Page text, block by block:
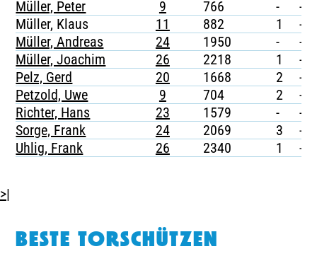
Müller, Peter
9 766 -
-
Müller, Klaus
11 882 1
-
Müller, Andreas
24 1950 -
-
Müller, Joachim
26 2218 1
-
Pelz, Gerd
20 1668 2
-
Petzold, Uwe
9 704 2
-
Richter, Hans
23 1579 -
-
Sorge, Frank
24 2069 3
-
Uhlig, Frank
26 2340 1 -
>|
BESTE TORSCHÜTZEN